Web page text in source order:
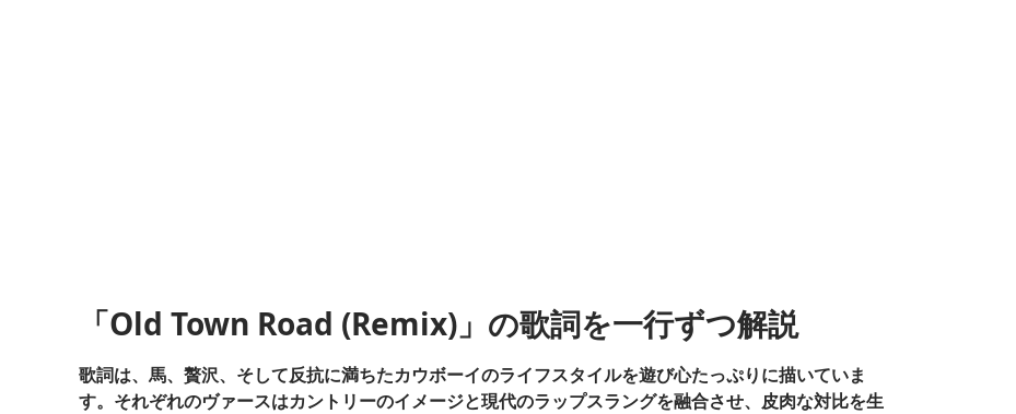
「Old Town Road (Remix)」の歌詞を一行ずつ解説
歌詞は、馬、贅沢、そして反抗に満ちたカウボーイのライフスタイルを遊び心たっぷりに描いていま
す。それぞれのヴァースはカントリーのイメージと現代のラップスラングを融合させ、皮肉な対比を生